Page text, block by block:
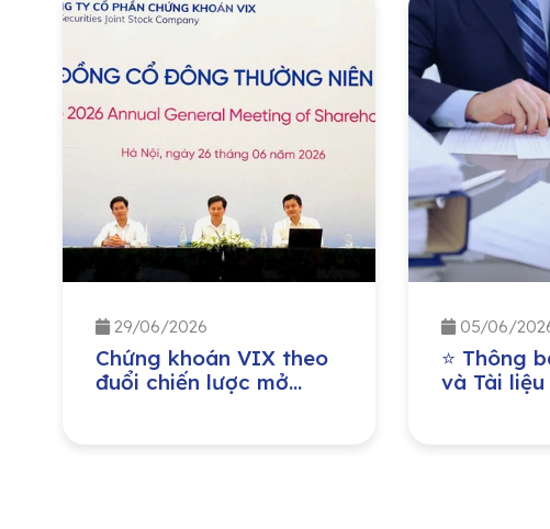
29/06/2026
Chứng khoán VIX theo
đuổi chiến lược mở
05/06/
⭐ Thông
và Tài